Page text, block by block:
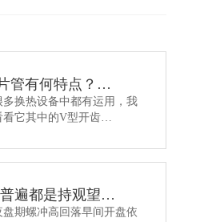
管有何特点？…
换热设备中都有运用，我
看它其中的V型开齿…
遍都是持观望…
期螺冲高回落早间开盘依